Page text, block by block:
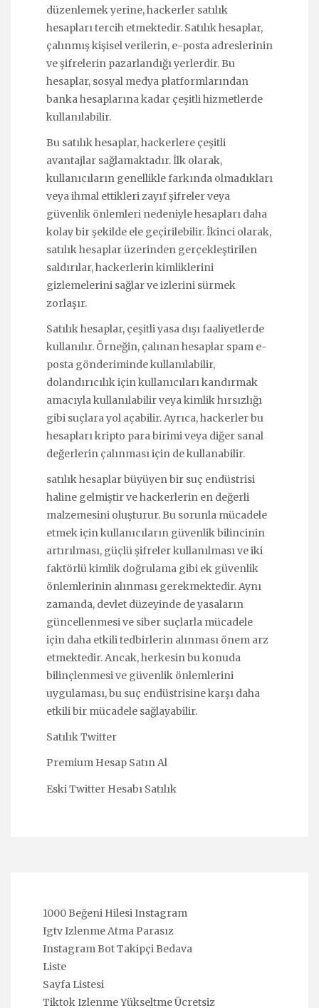
düzenlemek yerine, hackerler satılık
hesapları tercih etmektedir. Satılık hesaplar,
çalınmış kişisel verilerin, e-posta adreslerinin
ve şifrelerin pazarlandığı yerlerdir. Bu
hesaplar, sosyal medya platformlarından
banka hesaplarına kadar çeşitli hizmetlerde
kullanılabilir.
Bu satılık hesaplar, hackerlere çeşitli
avantajlar sağlamaktadır. İlk olarak,
kullanıcıların genellikle farkında olmadıkları
veya ihmal ettikleri zayıf şifreler veya
güvenlik önlemleri nedeniyle hesapları daha
kolay bir şekilde ele geçirilebilir. İkinci olarak,
satılık hesaplar üzerinden gerçekleştirilen
saldırılar, hackerlerin kimliklerini
gizlemelerini sağlar ve izlerini sürmek
zorlaşır.
Satılık hesaplar, çeşitli yasa dışı faaliyetlerde
kullanılır. Örneğin, çalınan hesaplar spam e-
posta gönderiminde kullanılabilir,
dolandırıcılık için kullanıcıları kandırmak
amacıyla kullanılabilir veya kimlik hırsızlığı
gibi suçlara yol açabilir. Ayrıca, hackerler bu
hesapları kripto para birimi veya diğer sanal
değerlerin çalınması için de kullanabilir.
satılık hesaplar büyüyen bir suç endüstrisi
haline gelmiştir ve hackerlerin en değerli
malzemesini oluşturur. Bu sorunla mücadele
etmek için kullanıcıların güvenlik bilincinin
artırılması, güçlü şifreler kullanılması ve iki
faktörlü kimlik doğrulama gibi ek güvenlik
önlemlerinin alınması gerekmektedir. Aynı
zamanda, devlet düzeyinde de yasaların
güncellenmesi ve siber suçlarla mücadele
için daha etkili tedbirlerin alınması önem arz
etmektedir. Ancak, herkesin bu konuda
bilinçlenmesi ve güvenlik önlemlerini
uygulaması, bu suç endüstrisine karşı daha
etkili bir mücadele sağlayabilir.
Satılık Twitter
Premium Hesap Satın Al
Eski Twitter Hesabı Satılık
1000 Beğeni Hilesi Instagram
Igtv Izlenme Atma Parasız
Instagram Bot Takipçi Bedava
Liste
Sayfa Listesi
Tiktok Izlenme Yükseltme Ücretsiz